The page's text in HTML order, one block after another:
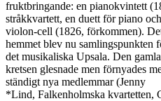
fruktbringande: en pianokvintett
stråkkvartett, en duett för piano och
violon-cell (1826, förkommen).
hemmet blev nu samlingspunkten
det musikaliska Upsala. Den gamla
kretsen glesnade men förnyades
ständigt nya medlemmar (Jenny
*Lind, Falkenholmska kvartetten,